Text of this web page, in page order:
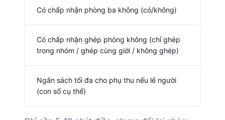
Có chấp nhận phòng ba không (có/không)
Có chấp nhận ghép phòng không (chỉ ghép
trong nhóm / ghép cùng giới / không ghép)
Ngân sách tối đa cho phụ thu nếu lẻ người
(con số cụ thể)